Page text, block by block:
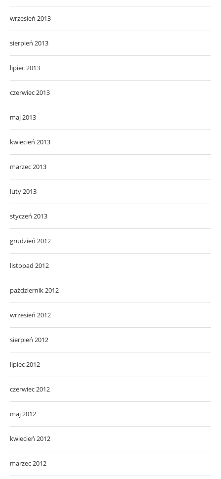
wrzesień 2013
sierpień 2013
lipiec 2013
czerwiec 2013
maj 2013
kwiecień 2013
marzec 2013
luty 2013
styczeń 2013
grudzień 2012
listopad 2012
październik 2012
wrzesień 2012
sierpień 2012
lipiec 2012
czerwiec 2012
maj 2012
kwiecień 2012
marzec 2012